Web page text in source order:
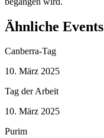
Ähnliche Events
Canberra-Tag
10. März 2025
Tag der Arbeit
10. März 2025
Purim